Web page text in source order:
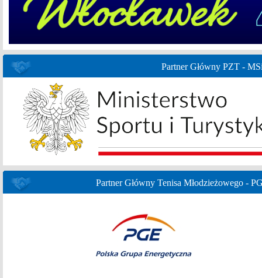
Partner Główny PZT -
Partner Główny Tenisa Młodzieżowego -